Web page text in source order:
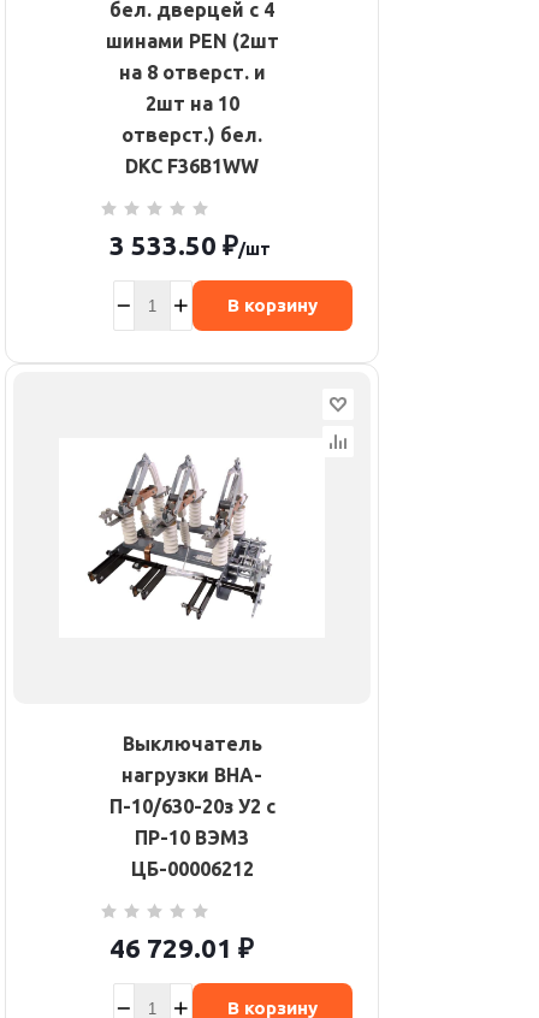
бел. дверцей с 4
шинами PEN (2шт
на 8 отверст. и
2шт на 10
отверст.) бел.
DKC F36B1WW
3 533.50 ₽/шт
В корзину
Выключатель
нагрузки ВНА-
П-10/630-20з У2 с
ПР-10 ВЭМЗ
ЦБ-00006212
46 729.01 ₽
В корзину